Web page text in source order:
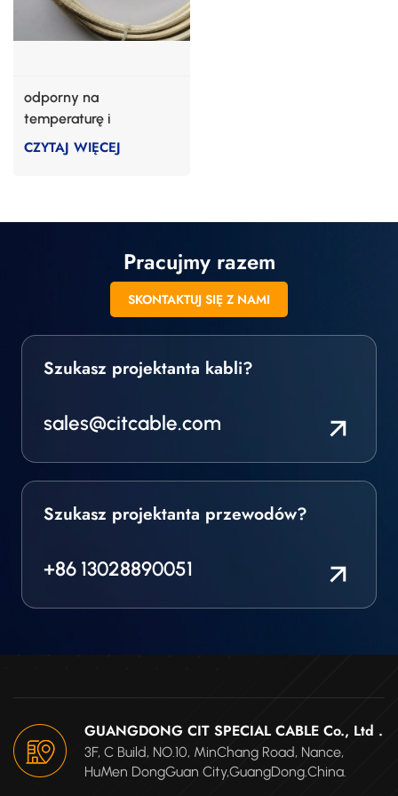
odporny na
temperaturę i
wytrzymały kabel z
CZYTAJ WIĘCEJ
Pracujmy razem
SKONTAKTUJ SIĘ Z NAMI
Szukasz projektanta kabli?
sales@citcable.com
Szukasz projektanta przewodów?
+86 13028890051
GUANGDONG CIT SPECIAL CABLE Co., Ltd .
3F, C Build, NO.10, MinChang Road, Nance,
HuMen DongGuan City,GuangDong.China.